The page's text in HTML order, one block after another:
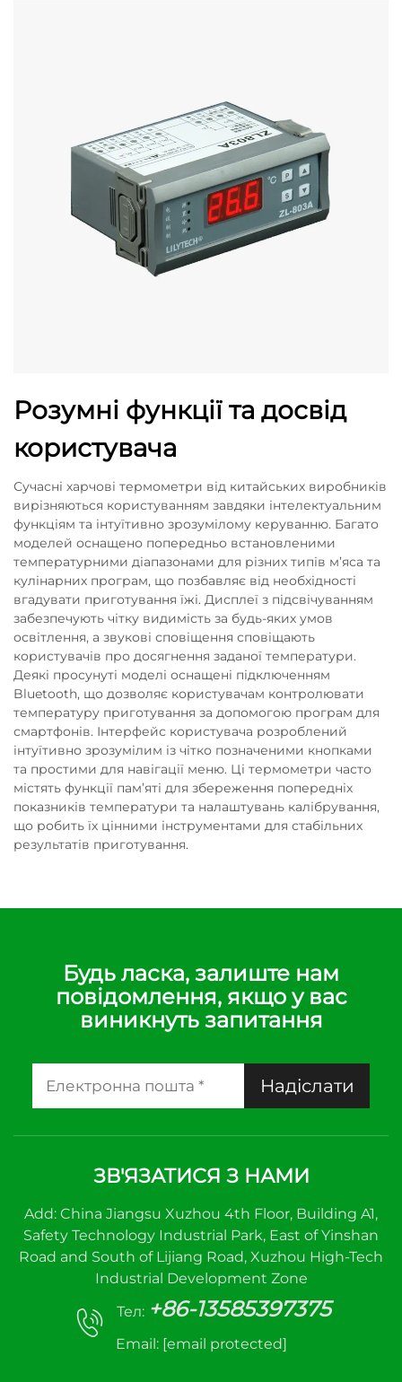
Розумні функції та досвід
користувача
Сучасні харчові термометри від китайських виробників
вирізняються користуванням завдяки інтелектуальним
функціям та інтуїтивно зрозумілому керуванню. Багато
моделей оснащено попередньо встановленими
температурними діапазонами для різних типів м’яса та
кулінарних програм, що позбавляє від необхідності
вгадувати приготування їжі. Дисплеї з підсвічуванням
забезпечують чітку видимість за будь-яких умов
освітлення, а звукові сповіщення сповіщають
користувачів про досягнення заданої температури.
Деякі просунуті моделі оснащені підключенням
Bluetooth, що дозволяє користувачам контролювати
температуру приготування за допомогою програм для
смартфонів. Інтерфейс користувача розроблений
інтуїтивно зрозумілим із чітко позначеними кнопками
та простими для навігації меню. Ці термометри часто
містять функції пам’яті для збереження попередніх
показників температури та налаштувань калібрування,
що робить їх цінними інструментами для стабільних
результатів приготування.
Будь ласка, залиште нам
повідомлення, якщо у вас
виникнуть запитання
Надіслати
ЗВ'ЯЗАТИСЯ З НАМИ
Add: China Jiangsu Xuzhou 4th Floor, Building A1,
Safety Technology Industrial Park, East of Yinshan
Road and South of Lijiang Road, Xuzhou High-Tech
Industrial Development Zone
Тел: +86-13585397375
Email: [email protected]